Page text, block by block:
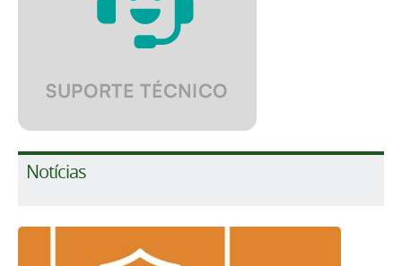
Notícias